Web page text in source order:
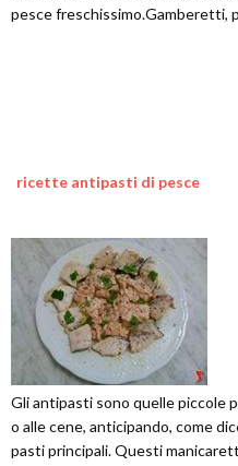
pesce freschissimo.Gamberetti,
ricette antipasti di pesce
Gli antipasti sono quelle piccole
o alle cene, anticipando, come
pasti principali. Questi